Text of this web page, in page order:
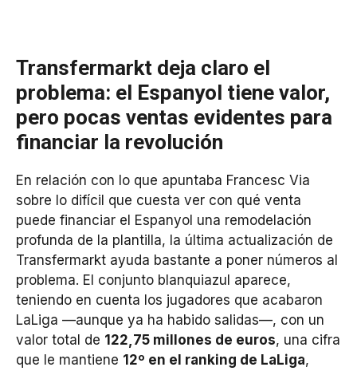
Transfermarkt deja claro el
problema: el Espanyol tiene valor,
pero pocas ventas evidentes para
financiar la revolución
En relación con lo que apuntaba Francesc Via
sobre lo difícil que cuesta ver con qué venta
puede financiar el Espanyol una remodelación
profunda de la plantilla, la última actualización de
Transfermarkt ayuda bastante a poner números al
problema. El conjunto blanquiazul aparece,
teniendo en cuenta los jugadores que acabaron
LaLiga —aunque ya ha habido salidas—, con un
valor total de 122,75 millones de euros, una cifra
que le mantiene 12º en el ranking de LaLiga,